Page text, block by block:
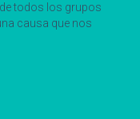
todos los grupos
causa que nos